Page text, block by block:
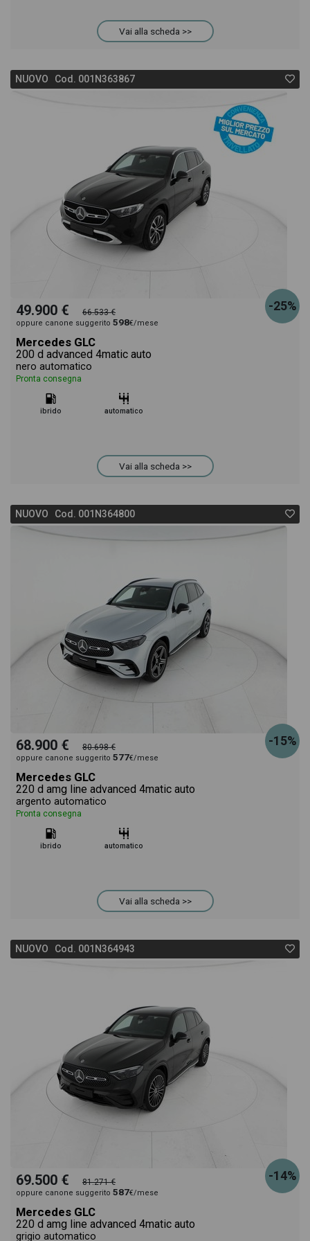
consigliata per l'acquisto del veicolo.
Vai alla scheda >>
NUOVO Cod. 001N363867
-25%
49.900 € 66.533 €
oppure canone suggerito 598€/mese
Mercedes GLC
200 d advanced 4matic auto
nero automatico
Pronta consegna
ibrido automatico
Vai alla scheda >>
NUOVO Cod. 001N364800
-15%
68.900 € 80.698 €
oppure canone suggerito 577€/mese
Mercedes GLC
220 d amg line advanced 4matic auto
argento automatico
Pronta consegna
ibrido automatico
Vai alla scheda >>
NUOVO Cod. 001N364943
-14%
69.500 € 81.271 €
oppure canone suggerito 587€/mese
Mercedes GLC
220 d amg line advanced 4matic auto
grigio automatico